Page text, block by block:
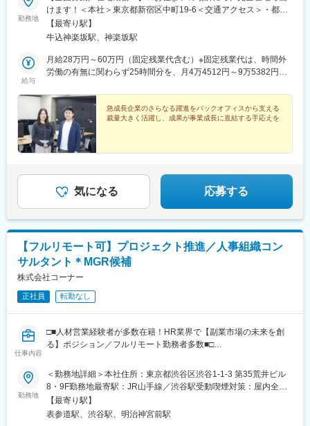
勤務地
けます！＜本社＞東京都新宿区中町19-6＜交通アクセス＞・都営
大江戸線「牛込神楽坂駅」より徒歩4分・東京メトロ東西線「神楽
坂駅」より徒歩8分・JR中央線／総武線「飯田橋駅」より徒歩約
【最寄り駅】
牛込神楽坂駅、神楽坂駅
給与
月給28万円～60万円（固定残業代含む）※固定残業代は、時間外
労働の有無に関わらず25時間分を、月4万4512円～9万5382円支
急成長企業のさらなる躍進をバックオフィスから支える
裁量大きく活躍し、成果が事業成長に直結する手応えを
気になる 応募する
【フルリモート可】プロジェクト推進／人事組織コン
サルタント＊MGR候補
株式会社コーナー
正社員 転勤なし
仕事内容
□■人材営業経験者が多数在籍！HR業界で【副業市場の未来を創
る】ポジション／フルリモート勤務者多数■□
「1人が、複数の会社で本気で働ける社会をつくる。」という想い
を形にすべく、2016年に創業。
企業の採用/制度設計/組織開発/労務等の組織課題に対して、
当社に登録いただいている”プロフェッショナル（プロ人事）”と伴
走する形で企業課題の解決を行う、コンサルタント（MGR/パート
勤務地
＜勤務地詳細＞本社住所：東京都渋谷区渋谷1-1-3 第35荒井ビル
8・9F勤務地最寄駅：JR山手線／渋谷駅受動喫煙対策：屋内全面
禁煙変更の範囲：会社の定める事業所（リモートワーク含む）
【最寄り駅】
表参道駅、渋谷駅、明治神宮前駅